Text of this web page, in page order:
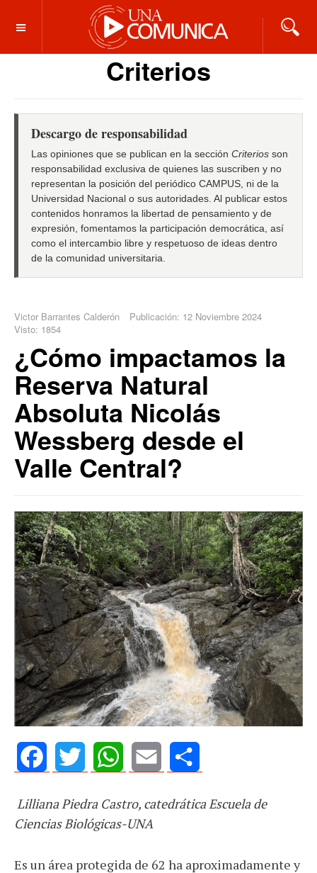
OFF CANVAS
Criterios
Descargo de responsabilidad
Las opiniones que se publican en la sección Criterios son
responsabilidad exclusiva de quienes las suscriben y no
representan la posición del periódico CAMPUS, ni de la
Universidad Nacional o sus autoridades. Al publicar estos
contenidos honramos la libertad de pensamiento y de
expresión, fomentamos la participación democrática, así
como el intercambio libre y respetuoso de ideas dentro
de la comunidad universitaria.
Victor Barrantes Calderón
Publicación: 12 Noviembre 2024
Visto: 1854
¿Cómo impactamos la
Reserva Natural
Absoluta Nicolás
Wessberg desde el
Valle Central?
Lilliana Piedra Castro, catedrática Escuela de
Ciencias Biológicas-UNA
Es un área protegida de 62 ha aproximadamente y